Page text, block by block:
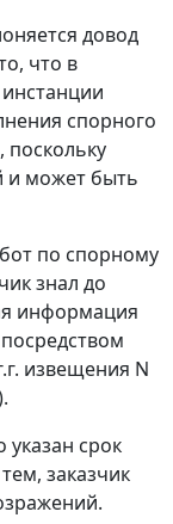
довод
что в
спорного
поскольку
и может быть
по спорному
знал до
информация
извещения N
срок
заказчик